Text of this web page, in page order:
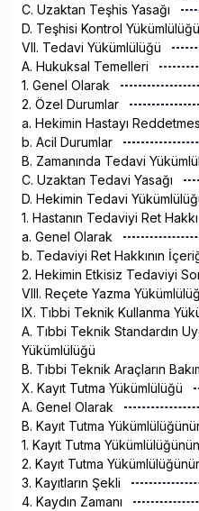
C. Uzaktan Teşhis Yasağı
D. Teşhisi Kontrol Yükümlülüğü
VII. Tedavi Yükümlülüğü
A. Hukuksal Temelleri
1. Genel Olarak
2. Özel Durumlar
a. Hekimin Hastayı
b. Acil Durumlar
B. Zamanında Tedavi
C. Uzaktan Tedavi Yasağı
D. Hekimin Tedavi
1. Hastanın Tedaviyi Ret Hakkı
a. Genel Olarak
b. Tedaviyi Ret Hakkının
2. Hekimin Etkisiz Tedaviyi
VIII. Reçete Yazma
IX. Tıbbi Teknik Kullanma
A. Tıbbi Teknik Standardın
Yükümlülüğü
B. Tıbbi Teknik Araçların
X. Kayıt Tutma Yükümlülüğü
A. Genel Olarak
B. Kayıt Tutma
1. Kayıt Tutma
2. Kayıt Tutma
3. Kayıtların Şekli
4. Kaydın Zamanı